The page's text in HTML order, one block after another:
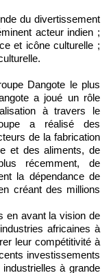
du divertissement
acteur indien ;
et icône culturelle ;
Dangote le plus
a joué un rôle
à travers le
a réalisé des
de la fabrication
et des aliments, de
récemment, de
la dépendance de
créant des millions
en avant la vision de
africaines à
leur compétitivité à
investissements
à grande